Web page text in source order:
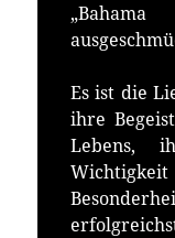
Es ist die
ihre
Lebens,